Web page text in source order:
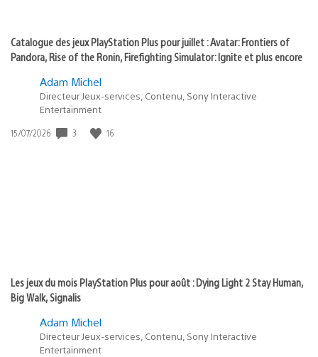
Catalogue des jeux PlayStation Plus pour juillet : Avatar: Frontiers of
Pandora, Rise of the Ronin, Firefighting Simulator: Ignite et plus encore
Adam Michel
Directeur Jeux-services, Contenu, Sony Interactive
Entertainment
Date
15/07/2026 3 16
Les jeux du mois PlayStation Plus pour août : Dying Light 2 Stay Human,
Big Walk, Signalis
Adam Michel
Directeur Jeux-services, Contenu, Sony Interactive
Entertainment